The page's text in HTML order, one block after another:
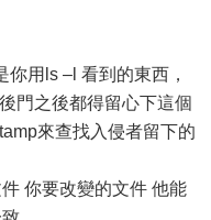
用ls –l 看到的東西，
門之後都得留心下這個
來查找入侵者留下的
你要改變的文件 他能